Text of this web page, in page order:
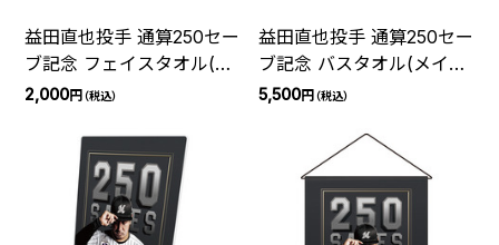
益田直也投手 通算250セー
ブ記念 フェイスタオル(メ
インビジュアル)
2,000円（税込）
益田直也投手 通算250セー
ブ記念 バスタオル(メイン
ビジュアル)
5,500円（税込）